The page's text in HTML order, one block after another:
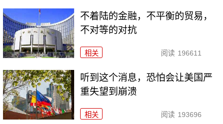
不着陆的金融，不平衡的贸易，
不对等的对抗
相关 阅读 196611
听到这个消息，恐怕会让美国严
重失望到崩溃
相关 阅读 193696